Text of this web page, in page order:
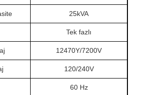
25kVA
Tek fazlı
12470Y/7200V
120/240V
60 Hz